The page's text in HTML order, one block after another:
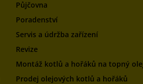
Půjčovna
Poradenství
Servis a údržba zařízení
Revize
Montáž kotlů a hořáků na topný
Prodej olejových kotlů a hořáků